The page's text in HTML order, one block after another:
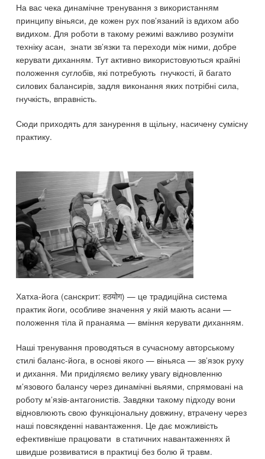
На вас чека динамічне тренування з використанням
принципу віньяси, де кожен рух пов’язаний із вдихом або
видихом. Для роботи в такому режимі важливо розуміти
техніку асан, знати зв’язки та переходи між ними, добре
керувати диханням. Тут активно використовуються крайні
положення суглобів, які потребують гнучкості, й багато
силових балансирів, задля виконання яких потрібні сила,
гнучкість, вправність.
Сюди приходять для занурення в щільну, насичену сумісну
практику.
Хатха-йога (санскрит: हठयोग) — це традиційна система
практик йоги, особливе значення у якій мають асани —
положення тіла й пранаяма — вміння керувати диханням.
Наші тренування проводяться в сучасному авторському
стилі баланс-йога, в основі якого — віньяса — зв’язок руху
и дихання. Ми приділяємо велику увагу відновленню
м’язового балансу через динамічні вьяями, спрямовані на
роботу м’язів-антагонистів. Завдяки такому підходу вони
відновлюють свою функціональну довжину, втрачену через
наші повсякденні навантаження. Це дає можливість
ефективніше працювати в статичних навантаженнях й
швидше розвиватися в практиці без болю й травм.